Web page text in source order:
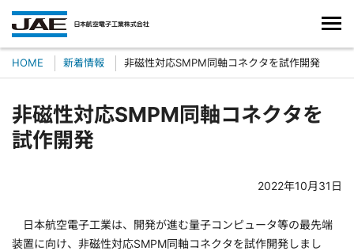
HOME 新着情報 非磁性対応SMPM同軸コネクタを試作開発
非磁性対応SMPM同軸コネクタを
試作開発
2022年10月31日
日本航空電子工業は、開発が進む量子コンピュータ等の最先端
装置に向け、非磁性対応SMPM同軸コネクタを試作開発しまし